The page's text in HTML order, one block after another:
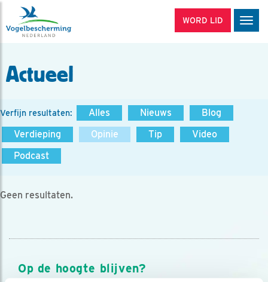
WORD LID
Actueel
Verfijn resultaten: Alles Nieuws
Blog
Verdieping
Opinie Tip
Video
Podcast
Geen resultaten.
Op de hoogte blijven?